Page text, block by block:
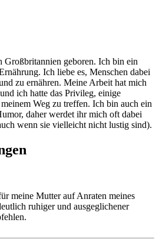
geboren. Ich bin ein
Ich liebe es, Menschen dabei
zu ernähren. Meine Arbeit hat mich
ich hatte das Privileg, einige
Weg zu treffen. Ich bin auch ein
daher werdet ihr mich oft dabei
wenn sie vielleicht nicht lustig sind).
meine Mutter auf Anraten meines
ruhiger und ausgeglichener